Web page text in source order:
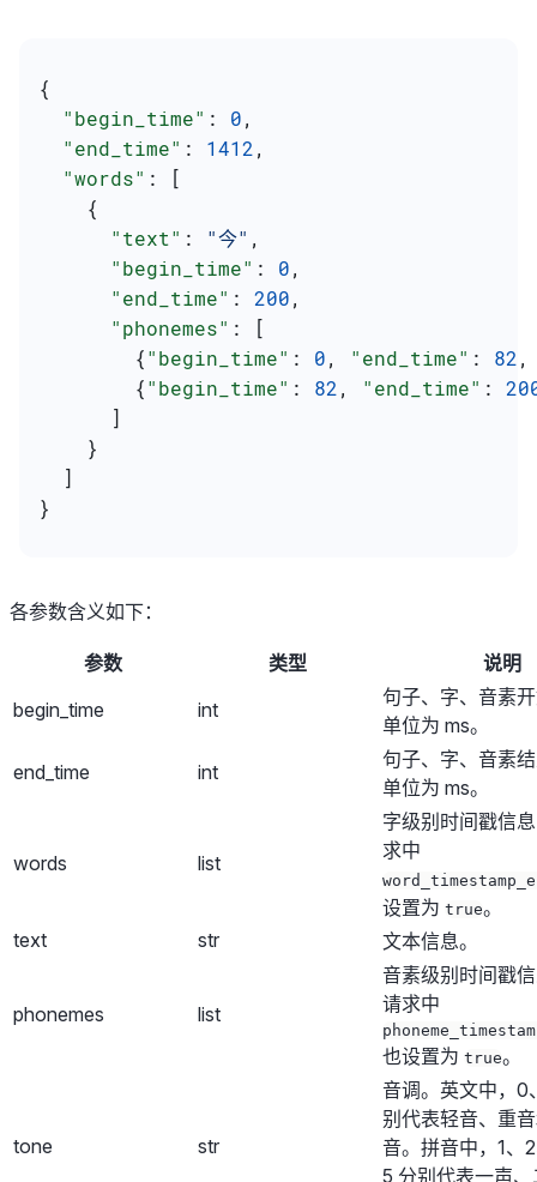
{
  "begin_time"
: 0,
  "end_time"
: 1412 ,
  "words"
: [
    {
      "text"
: "今" ,
      "begin_time"
: 0,
      "end_time"
: 200,
      "phonemes"
: [
        {
"begin_time" : 0, "end_time" : 82
        {
"begin_time" : 82 , "end_time" :
      ]
    }
  ]
}
各参数含义如下：
参数 类型
说明
begin_time
int
句子、字、音素
单位为 ms。
end_time
int
句子、字、音素
单位为 ms。
words list
字级别时间戳信
求中
设置为 true。
text
str 文本信息。
phonemes list
音素级别时间戳
请求中
也设置为 true。
tone str
音调。英文中，0
别代表轻音、重
音。拼音中，1、
5 分别代表一声